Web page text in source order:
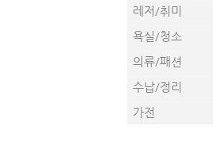
레저/취미
욕실/청소
의류/패션
수납/정리
가전